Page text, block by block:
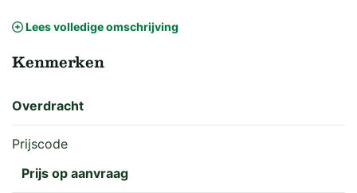
meer grond;
-Ruime vergunning;
-Zwolle en Deventer op korte afstand;
verkoopbrochure op bij ons kantoor.
Lees volledige omschrijving
Kenmerken
Overdracht
Prijscode
Prijs op aanvraag